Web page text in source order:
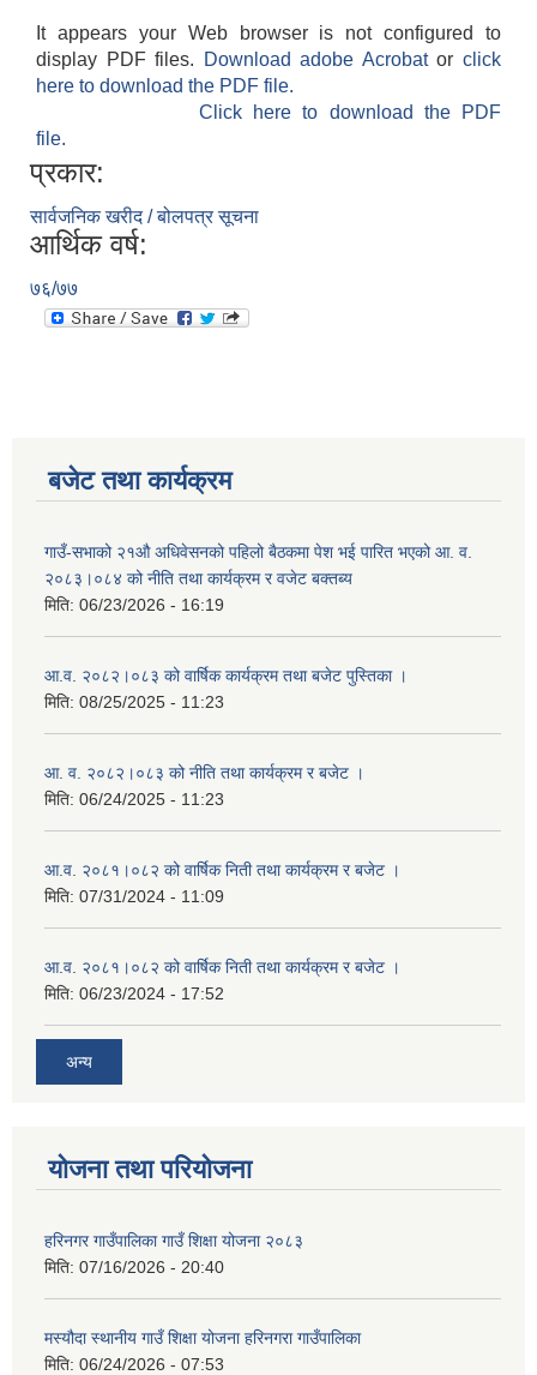
It appears your Web browser is not configured to
display PDF files.
Download adobe Acrobatorclick
here to download the PDF file.
Click here to download the PDF
file.
प्रकार:
सार्वजनिक खरीद / बोलपत्र सूचना
आर्थिक वर्ष:
७६/७७
बजेट तथा कार्यक्रम
गाउँ-सभाको २१औ अधिवेसनको पहिलो बैठकमा पेश भई पारित भएको आ. व.
२०८३।०८४ को नीति तथा कार्यक्रम र वजेट बक्तब्य
मिति: 06/23/2026 - 16:19
आ.व. २०८२।०८३ को वार्षिक कार्यक्रम तथा बजेट पुस्तिका ।
मिति: 08/25/2025 - 11:23
आ. व. २०८२।०८३ को नीति तथा कार्यक्रम र बजेट ।
मिति: 06/24/2025 - 11:23
आ.व. २०८१।०८२ को वार्षिक निती तथा कार्यक्रम र बजेट ।
मिति: 07/31/2024 - 11:09
आ.व. २०८१।०८२ को वार्षिक निती तथा कार्यक्रम र बजेट ।
मिति: 06/23/2024 - 17:52
अन्य
योजना तथा परियोजना
हरिनगर गाउँपालिका गाउँ शिक्षा योजना २०८३
मिति: 07/16/2026 - 20:40
मस्यौदा स्थानीय गाउँ शिक्षा योजना हरिनगरा गाउँपालिका
मिति: 06/24/2026 - 07:53